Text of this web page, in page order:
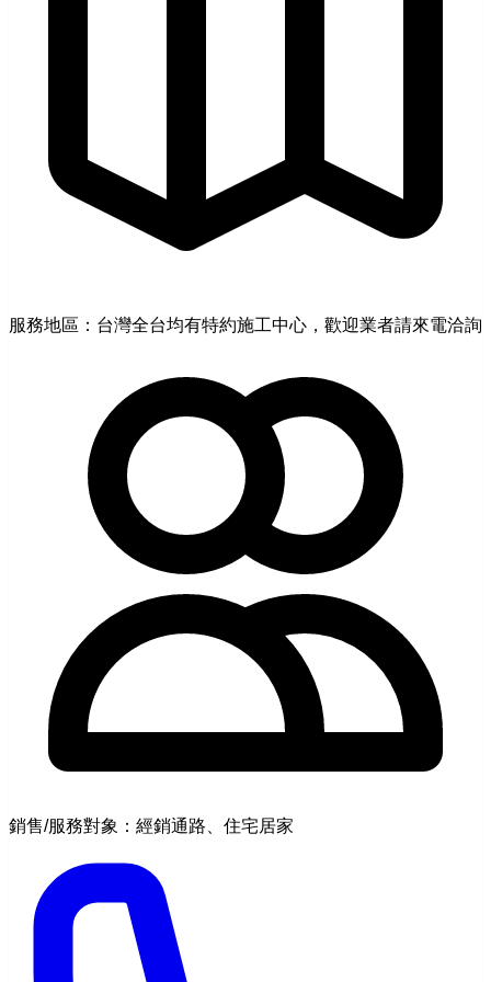
服務地區：台灣全台均有特約施工中心，歡迎業者請來電洽詢
銷售/服務對象：經銷通路、住宅居家